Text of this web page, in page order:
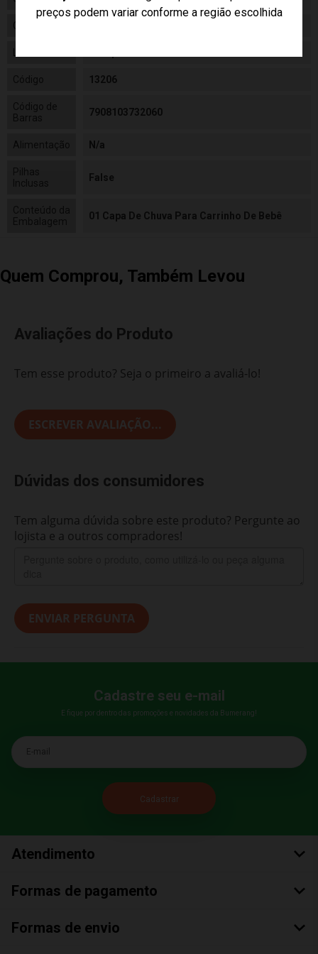
preços podem variar conforme a região escolhida
Categoria
Código 13206
Código de
Barras
7908103732060
Alimentação N/a
Pilhas
False
01 Capa De Chuva Para Carrinho De Bebê
Quem Comprou, Também Levou
Avaliações do Produto
Tem esse produto? Seja o primeiro a avaliá-lo!
ESCREVER AVALIAÇÃO...
Dúvidas dos consumidores
Tem alguma dúvida sobre este produto? Pergunte ao
lojista e a outros compradores!
ENVIAR PERGUNTA
Cadastre seu e-mail
E fique por dentro das promoções e novidades da Bumerang!
E-mail
Atendimento
Formas de pagamento
Formas de envio